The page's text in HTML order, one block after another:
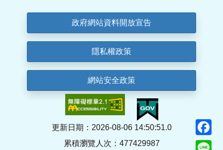
政府網站資料開放宣告
隱私權政策
網站安全政策
更新日期：2026-08-06 14:50:51.0
累積瀏覽人次：477429987